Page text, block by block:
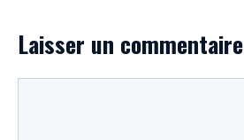
Laisser un commentaire